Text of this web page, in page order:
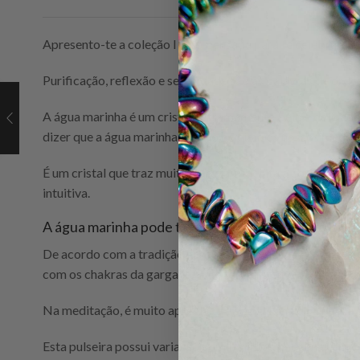
Apresento-te a coleção I AM, pensada para te
Purificação, reflexão e serenidade são as palavras de
A água marinha é um cristal extremamente belo e
dizer que a água marinha traz ao de cima os nossos
É um cristal que traz muita clareza e facilita a
intuitiva.
A água marinha pode também ser colocada no
De acordo com a tradição grega antiga, a Água Marinha
com os chakras da garganta e do terceiro olho ajuda a
Na meditação, é muito apreciada e é considerada a pedra
Esta pulseira possui variação com bolinhas pequenas em